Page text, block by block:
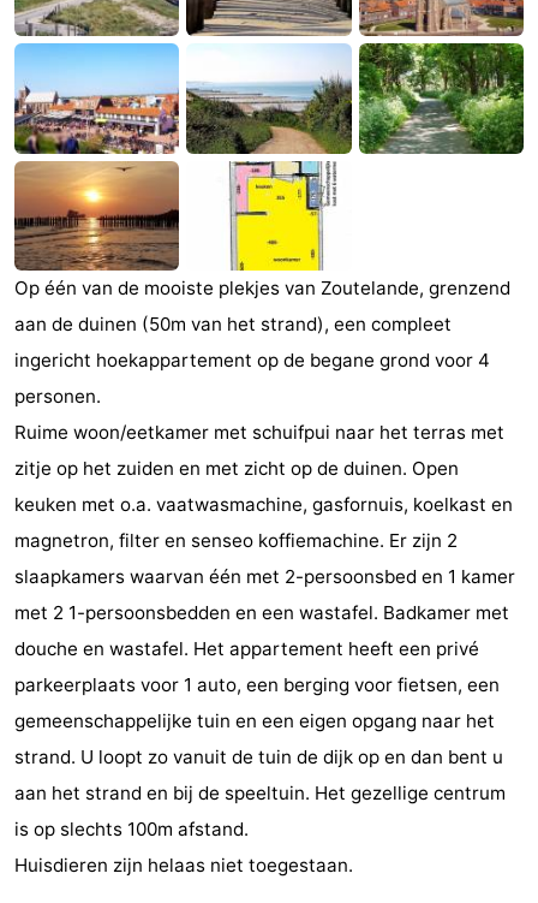
Monumenten
-
Kerken
-
Vuurtorens
-
Uitkijkpunten
Attracties
-
Speeltuinen
-
Binnenspeeltuinen
-
Bowlen
Wellness
centra
Dorpen
&
Steden
Natuur
Rondleidingen
Sporten
-
Zwembaden
-
Fietsen
-
Wandelen
-
Op één van de mooiste plekjes van Zoutelande, grenzend
aan de duinen (50m van het strand), een compleet
ingericht hoekappartement op de begane grond voor 4
personen.
Ruime woon/eetkamer met schuifpui naar het terras met
zitje op het zuiden en met zicht op de duinen. Open
keuken met o.a. vaatwasmachine, gasfornuis, koelkast en
magnetron, filter en senseo koffiemachine. Er zijn 2
slaapkamers waarvan één met 2-persoonsbed en 1 kamer
met 2 1-persoonsbedden en een wastafel. Badkamer met
douche en wastafel. Het appartement heeft een privé
parkeerplaats voor 1 auto, een berging voor fietsen, een
gemeenschappelijke tuin en een eigen opgang naar het
strand. U loopt zo vanuit de tuin de dijk op en dan bent u
aan het strand en bij de speeltuin. Het gezellige centrum
is op slechts 100m afstand.
Huisdieren zijn helaas niet toegestaan.